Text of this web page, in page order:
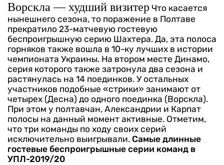
Ворскла — худший визитер Что касается
нынешнего сезона, то поражение в Полтаве
прекратило 23-матчевую гостевую
беспроигрышную серию Шахтера. Да, эта полоса
горняков также вошла в 10-ку лучших в истории
чемпионата Украины. На втором месте Динамо,
серия которого также затронула два сезона и
растянулась на 14 поединков. У остальных
участников подобные «стрики» занимают от
четырех (Десна) до одного поединка (Ворскла).
При этом у полтавчан, Александрии и Карпат
полосы на данный момент активные. Отметим,
что три команды по ходу своих серий
исключительно выигрывали. Самые длинные
гостевые беспроигрышные серии команд в
УПЛ-2019/20